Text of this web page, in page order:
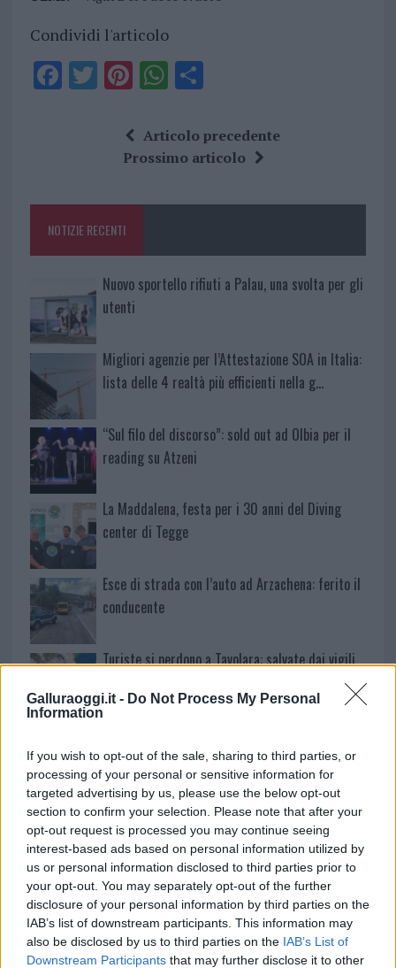
Galluraoggi.it - Do Not Process My Personal
Information
If you wish to opt-out of the sale, sharing to third parties, or
processing of your personal or sensitive information for
targeted advertising by us, please use the below opt-out
section to confirm your selection. Please note that after your
opt-out request is processed you may continue seeing
interest-based ads based on personal information utilized by
us or personal information disclosed to third parties prior to
your opt-out. You may separately opt-out of the further
disclosure of your personal information by third parties on the
IAB’s list of downstream participants. This information may
also be disclosed by us to third parties on the IAB’s List of
Downstream Participants that may further disclose it to other
Condividi l'articolo
F
o
k
T Pi
te
re
W
at
s
p
S
a
re
Articolo precedente
Prossimo articolo
NOTIZIE RECENTI
Nuovo sportello rifiuti a Palau, una svolta per gli
utenti
Migliori agenzie per l’Attestazione SOA in Italia:
lista delle 4 realtà più efficienti nella g…
“Sul filo del discorso”: sold out ad Olbia per il
reading su Atzeni
La Maddalena, festa per i 30 anni del Diving
center di Tegge
Esce di strada con l’auto ad Arzachena: ferito il
conducente
Turiste si perdono a Tavolara: salvate dai vigili
Gallura